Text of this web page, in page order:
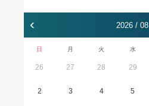
‹ 2026 / 08
日 月 火 水
26 27 28 29
2 3 4 5